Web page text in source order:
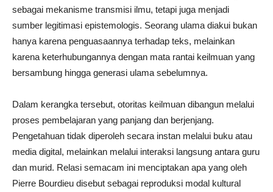
sebagai mekanisme transmisi ilmu, tetapi juga menjadi
sumber legitimasi epistemologis. Seorang ulama diakui bukan
hanya karena penguasaannya terhadap teks, melainkan
karena keterhubungannya dengan mata rantai keilmuan yang
bersambung hingga generasi ulama sebelumnya.
Dalam kerangka tersebut, otoritas keilmuan dibangun melalui
proses pembelajaran yang panjang dan berjenjang.
Pengetahuan tidak diperoleh secara instan melalui buku atau
media digital, melainkan melalui interaksi langsung antara guru
dan murid. Relasi semacam ini menciptakan apa yang oleh
Pierre Bourdieu disebut sebagai reproduksi modal kultural